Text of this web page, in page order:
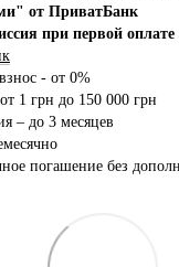
от ПриватБанк
при первой оплате
- от 0%
1 грн до 150 000 грн
– до 3 месяцев
погашение без